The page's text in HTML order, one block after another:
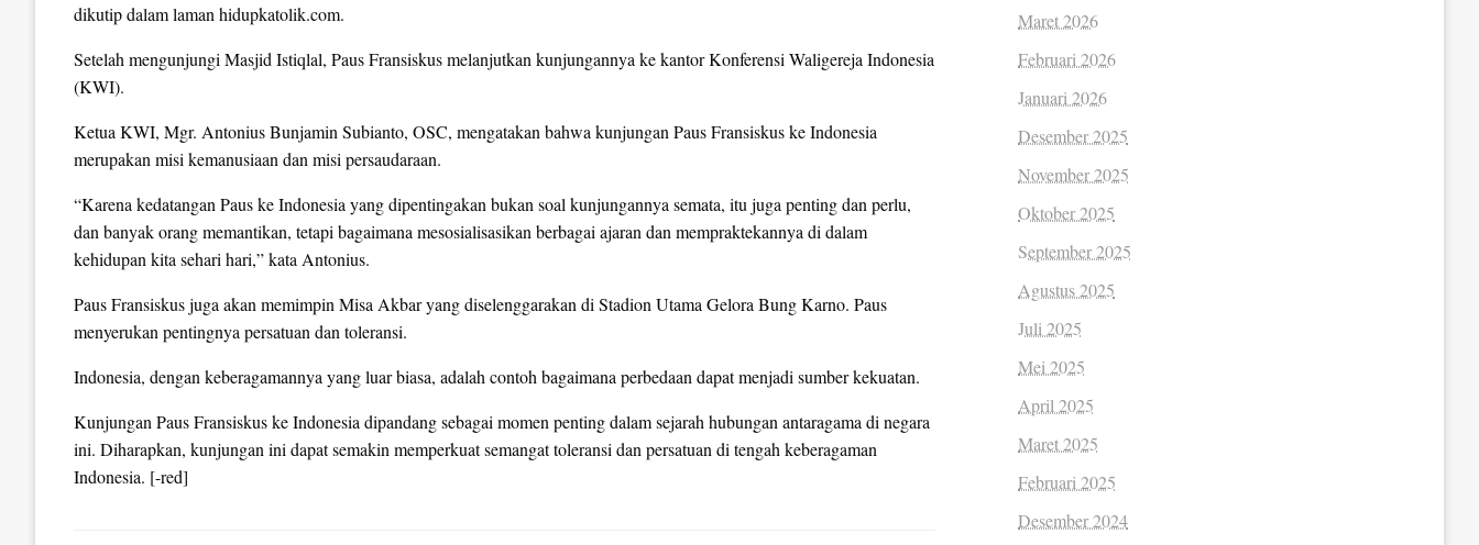
dikutip dalam laman hidupkatolik.com.
Setelah mengunjungi Masjid Istiqlal, Paus Fransiskus melanjutkan kunjungannya ke kantor Konferensi Waligereja Indonesia
(KWI).
Ketua KWI, Mgr. Antonius Bunjamin Subianto, OSC, mengatakan bahwa kunjungan Paus Fransiskus ke Indonesia
merupakan misi kemanusiaan dan misi persaudaraan.
“Karena kedatangan Paus ke Indonesia yang dipentingakan bukan soal kunjungannya semata, itu juga penting dan perlu,
dan banyak orang memantikan, tetapi bagaimana mesosialisasikan berbagai ajaran dan mempraktekannya di dalam
kehidupan kita sehari hari,” kata Antonius.
Paus Fransiskus juga akan memimpin Misa Akbar yang diselenggarakan di Stadion Utama Gelora Bung Karno. Paus
menyerukan pentingnya persatuan dan toleransi.
Indonesia, dengan keberagamannya yang luar biasa, adalah contoh bagaimana perbedaan dapat menjadi sumber kekuatan.
Kunjungan Paus Fransiskus ke Indonesia dipandang sebagai momen penting dalam sejarah hubungan antaragama di negara
ini. Diharapkan, kunjungan ini dapat semakin memperkuat semangat toleransi dan persatuan di tengah keberagaman
Indonesia. [-red]
Maret 2026
Februari 2026
Januari 2026
Desember 2025
November 2025
Oktober 2025
September 2025
Agustus 2025
Juli 2025
Mei 2025
April 2025
Maret 2025
Februari 2025
Desember 2024